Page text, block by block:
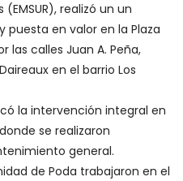
realizó un un
en valor en la Plaza
las calles Juan A. Peña,
en el barrio Los
la intervención integral en
se realizaron
general.
de Poda trabajaron en el